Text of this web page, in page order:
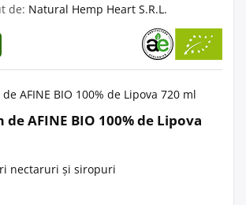
de: Natural Hemp Heart S.R.L.
AFINE BIO 100% de Lipova
nectaruri și siropuri